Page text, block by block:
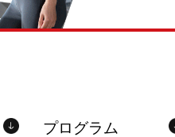
プログラム